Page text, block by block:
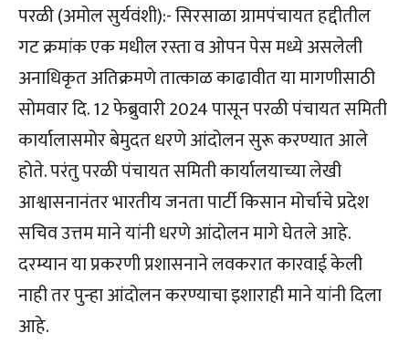
परळी (अमोल सुर्यवंशी):- सिरसाळा ग्रामपंचायत हद्दीतील
गट क्रमांक एक मधील रस्ता व ओपन पेस मध्ये असलेली
अनाधिकृत अतिक्रमणे तात्काळ काढावीत या मागणीसाठी
सोमवार दि. 12 फेब्रुवारी 2024 पासून परळी पंचायत समिती
कार्यालासमोर बेमुदत धरणे आंदोलन सुरू करण्यात आले
होते. परंतु परळी पंचायत समिती कार्यालयाच्या लेखी
आश्वासनानंतर भारतीय जनता पार्टी किसान मोर्चाचे प्रदेश
सचिव उत्तम माने यांनी धरणे आंदोलन मागे घेतले आहे.
दरम्यान या प्रकरणी प्रशासनाने लवकरात कारवाई केली
नाही तर पुन्हा आंदोलन करण्याचा इशाराही माने यांनी दिला
आहे.